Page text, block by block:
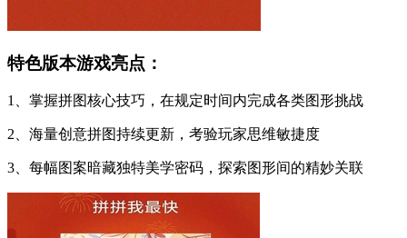
特色版本游戏亮点：
1、掌握拼图核心技巧，在规定时间内完成各类图形挑战
2、海量创意拼图持续更新，考验玩家思维敏捷度
3、每幅图案暗藏独特美学密码，探索图形间的精妙关联